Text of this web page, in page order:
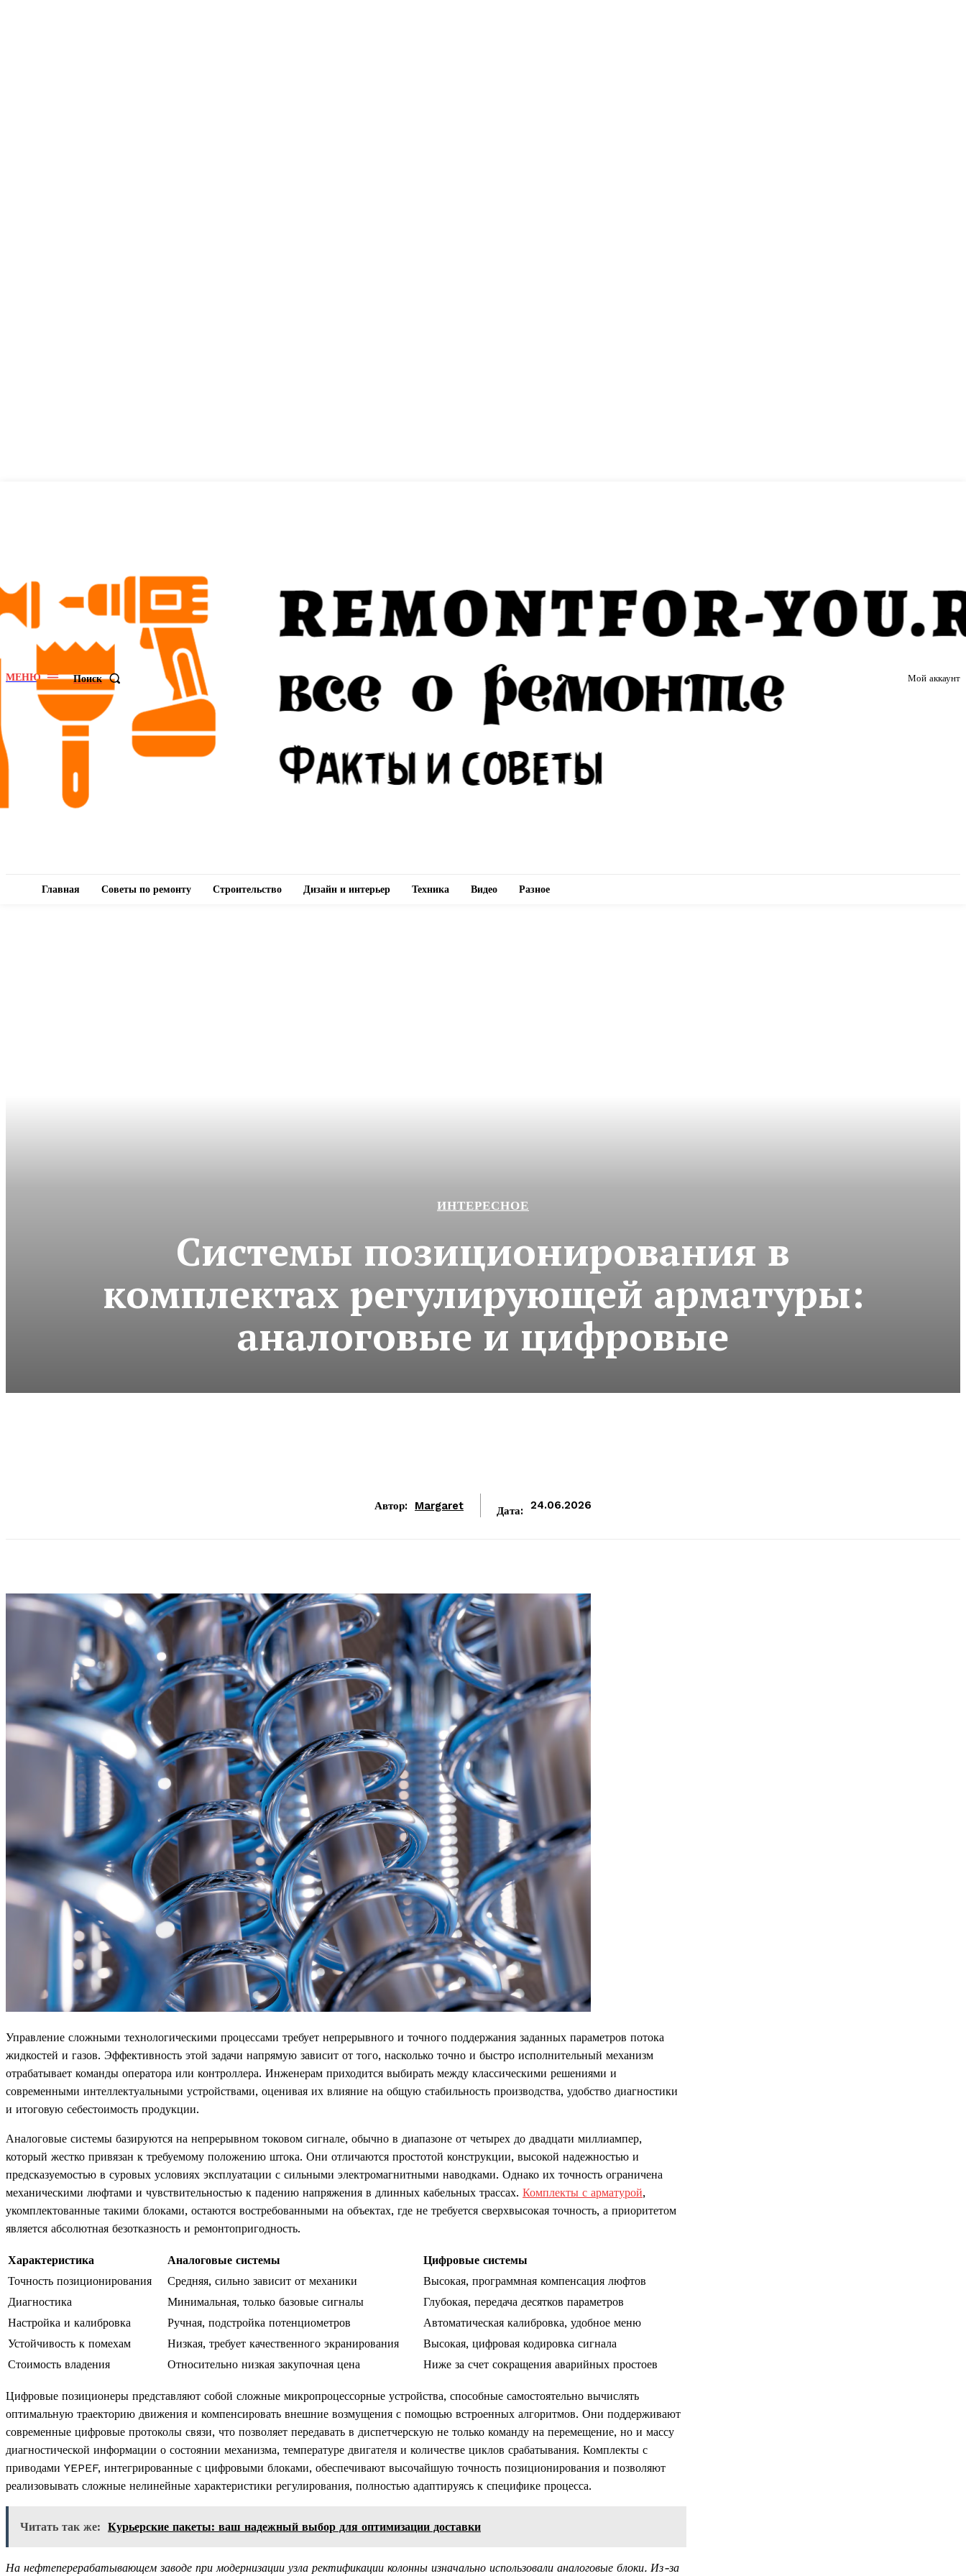
МЕНЮ Поиск Мой аккаунт
Главная Советы по ремонту Строительство Дизайн и интерьер Техника Видео Разное
ИНТЕРЕСНОЕ
Системы позиционирования в
комплектах регулирующей арматуры:
аналоговые и цифровые
Автор: Margaret Дата: 24.06.2026
Управление сложными технологическими процессами требует непрерывного и точного поддержания заданных параметров потока
жидкостей и газов. Эффективность этой задачи напрямую зависит от того, насколько точно и быстро исполнительный механизм
отрабатывает команды оператора или контроллера. Инженерам приходится выбирать между классическими решениями и
современными интеллектуальными устройствами, оценивая их влияние на общую стабильность производства, удобство диагностики
и итоговую себестоимость продукции.
Аналоговые системы базируются на непрерывном токовом сигнале, обычно в диапазоне от четырех до двадцати миллиампер,
который жестко привязан к требуемому положению штока. Они отличаются простотой конструкции, высокой надежностью и
предсказуемостью в суровых условиях эксплуатации с сильными электромагнитными наводками. Однако их точность ограничена
механическими люфтами и чувствительностью к падению напряжения в длинных кабельных трассах. Комплекты с арматурой,
укомплектованные такими блоками, остаются востребованными на объектах, где не требуется сверхвысокая точность, а приоритетом
является абсолютная безотказность и ремонтопригодность.
Характеристика Аналоговые системы
Цифровые системы
Точность позиционирования
Средняя, сильно зависит от механики
Высокая, программная компенсация люфтов
Диагностика
Минимальная, только базовые сигналы
Глубокая, передача десятков параметров
Настройка и калибровка
Ручная, подстройка потенциометров
Автоматическая калибровка, удобное меню
Устойчивость к помехам
Низкая, требует качественного экранирования
Высокая, цифровая кодировка сигнала
Стоимость владения
Относительно низкая закупочная цена Ниже за счет сокращения аварийных простоев
Цифровые позиционеры представляют собой сложные микропроцессорные устройства, способные самостоятельно вычислять
оптимальную траекторию движения и компенсировать внешние возмущения с помощью встроенных алгоритмов. Они поддерживают
современные цифровые протоколы связи, что позволяет передавать в диспетчерскую не только команду на перемещение, но и массу
диагностической информации о состоянии механизма, температуре двигателя и количестве циклов срабатывания. Комплекты с
приводами YEPEF, интегрированные с цифровыми блоками, обеспечивают высочайшую точность позиционирования и позволяют
реализовывать сложные нелинейные характеристики регулирования, полностью адаптируясь к специфике процесса.
Читать так же: Курьерские пакеты: ваш надежный выбор для оптимизации доставки
На нефтеперерабатывающем заводе при модернизации узла ректификации колонны изначально использовали аналоговые блоки. Из-за